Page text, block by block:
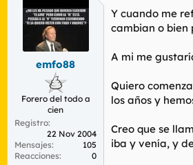
d
e
a
e
i
i
c
emfo88
Forero del todo a
cien
Registro
22 Nov 2004
Mensajes
105
Reacciones
0
Y cuando me
cambian o bien
A mi me
Quiero
los años y
Creo que se
iba y venía, y